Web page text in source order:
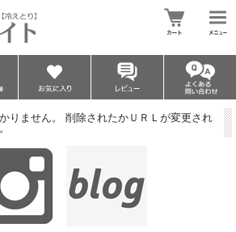
りません。 削除されたかＵＲＬが変更され